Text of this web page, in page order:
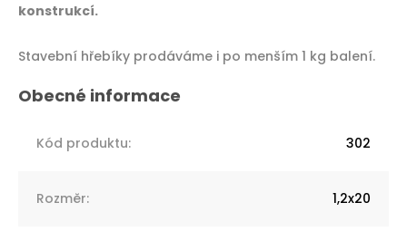
konstrukcí.
Stavební hřebíky prodáváme i po menším 1 kg balení.
Kód produktu: 302
Rozměr: 1,2x20